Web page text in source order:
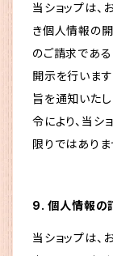
当ショップは
き個人情報の
のご請求である
開示を行いま
旨を通知いたし
令により、当シ
限りではありま
9. 個人情報の
当ショップは